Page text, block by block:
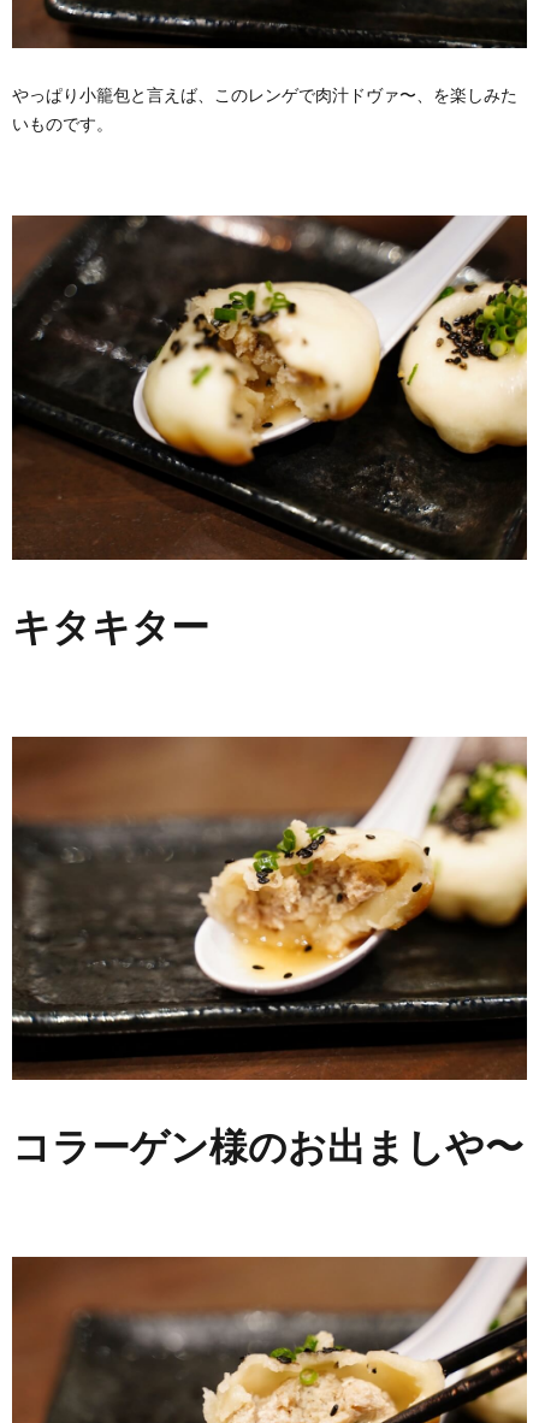
やっぱり小籠包と言えば、このレンゲで肉汁ドヴァ〜、を楽しみた
いものです。
キタキター
コラーゲン様のお出ましや〜